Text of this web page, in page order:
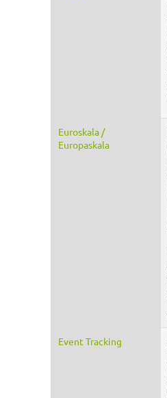
Euroskala /
Europaskala
Event Tracking